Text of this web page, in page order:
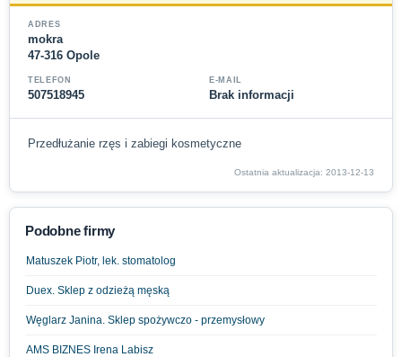
ADRES
mokra
47-316 Opole
TELEFON
507518945
E-MAIL
Brak informacji
Przedłużanie rzęs i zabiegi kosmetyczne
Ostatnia aktualizacja: 2013-12-13
Podobne firmy
Matuszek Piotr, lek. stomatolog
Duex. Sklep z odzieżą męską
Węglarz Janina. Sklep spożywczo - przemysłowy
AMS BIZNES Irena Labisz